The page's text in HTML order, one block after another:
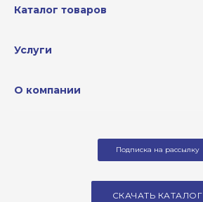
Каталог товаров
Услуги
О компании
Подписка на рассылку
СКАЧАТЬ КАТАЛОГ